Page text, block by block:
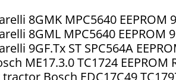
8GMK MPC5640 EEPROM
8GML MPC5640 EEPROM
9GF.Tx ST SPC564A
ME17.3.0 TC1724 EEPROM
Bosch EDC17C49